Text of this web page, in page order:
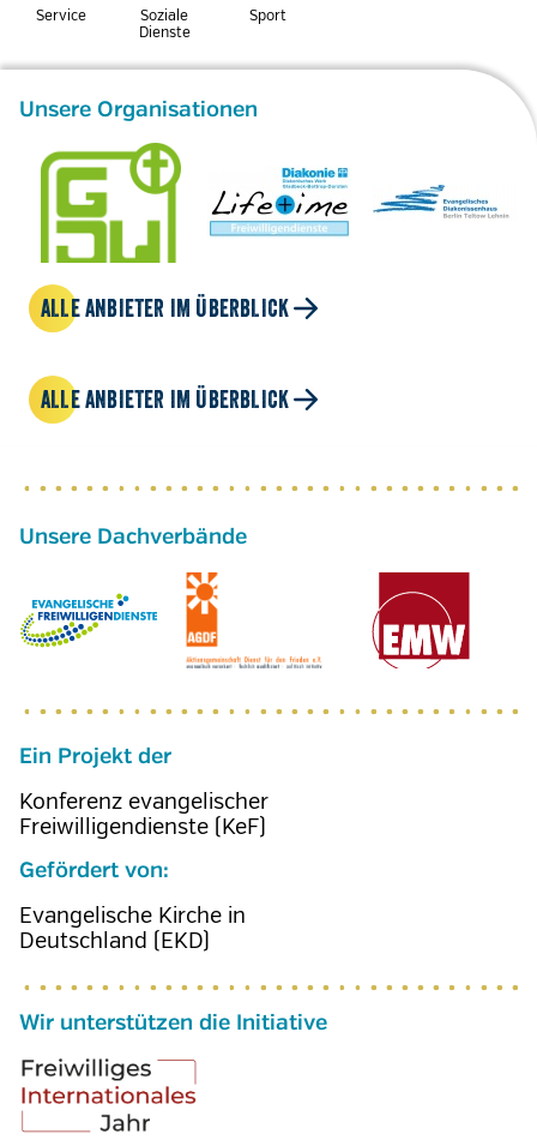
Service
Soziale
Dienste
Sport
Unsere Organisationen
ALLE ANBIETER IM ÜBERBLICK
ALLE ANBIETER IM ÜBERBLICK
Ein Projekt der
Konferenz evangelischer
Freiwilligendienste (KeF)
Gefördert von:
Evangelische Kirche in
Deutschland (EKD)
Wir unterstützen die Initiative